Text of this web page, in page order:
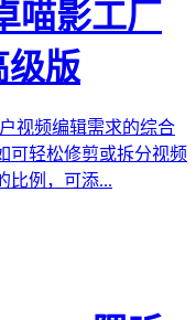
喵影工厂
级版
视频编辑需求的综合
可轻松修剪或拆分视频
比例，可添...